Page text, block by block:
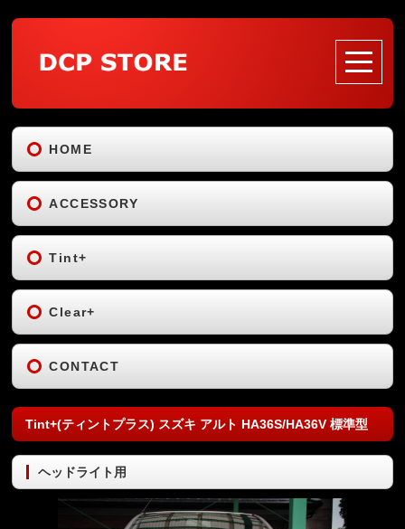
HOME
ACCESSORY
Tint+
Clear+
CONTACT
Tint+(ティントプラス) スズキ アルト HA36S/HA36V 標準型
ヘッドライト用